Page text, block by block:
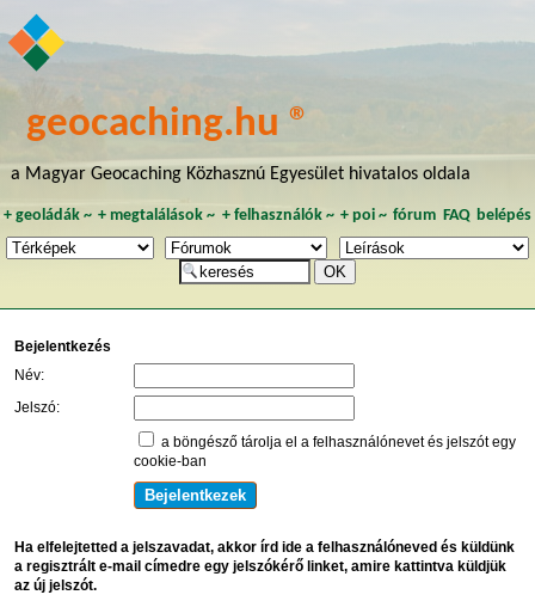
geocaching.hu ®
a Magyar Geocaching Közhasznú Egyesület hivatalos oldala
+ geoládák~ +megtalálások ~ + felhasználók~ + poi~ fórum FAQ belépés
Bejelentkezés
Név:
Jelszó:
a böngésző tárolja el a felhasználónevet és jelszót egy
cookie-ban
Ha elfelejtetted a jelszavadat, akkor írd ide a felhasználóneved és küldünk
a regisztrált e-mail címedre egy jelszókérő linket, amire kattintva küldjük
az új jelszót.